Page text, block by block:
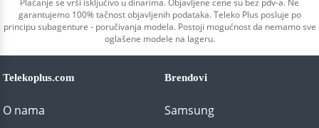
Plaćanje se vrši isključivo u dinarima. Objavljene cene su bez pdv-a. Ne
garantujemo 100% tačnost objavljenih podataka. Teleko Plus posluje po
principu subagenture - poručivanja modela. Postoji mogućnost da nemamo sve
oglašene modele na lageru.
Telekoplus.com
O nama
Brendovi
Samsung